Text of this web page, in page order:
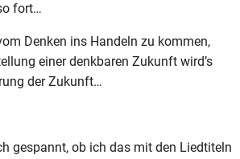
fort…
Denken ins Handeln zu kommen,
einer denkbaren Zukunft wird’s
der Zukunft…
gespannt, ob ich das mit den Liedtiteln